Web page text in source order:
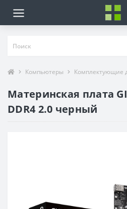
Компьютеры Комплектующие
Материнская плата
DDR4 2.0 черный